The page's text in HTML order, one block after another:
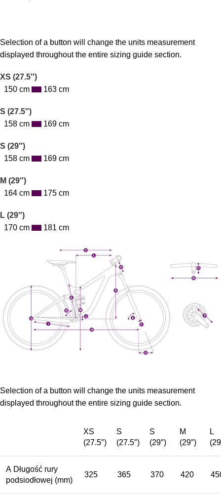
Selection of a button will change the units measurement
displayed throughout the entire sizing guide section.
XS (27.5″)
150 cm
163 cm
S (27.5″)
158 cm
169 cm
S (29″)
158 cm
169 cm
M (29″)
164 cm
175 cm
L (29″)
170 cm
181 cm
Selection of a button will change the units measurement
displayed throughout the entire sizing guide section.
XS
(27.5″)
S
(27.5″)
S
(29″)
M
(29″)
L
A Długość rury
podsiodłowej (mm)
325 365 370 420